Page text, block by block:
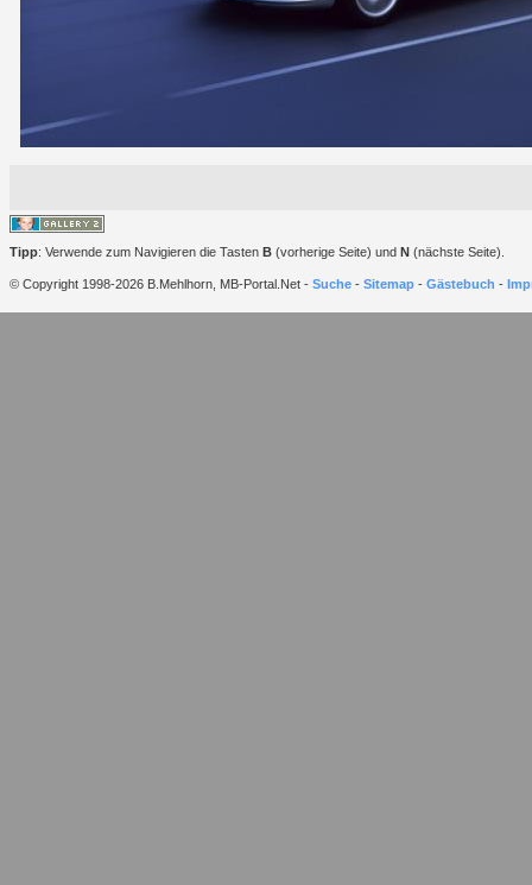
Tipp: Verwende zum Navigieren die Tasten B (vorherige Seite) und N (nächste Seite).
© Copyright 1998-2026 B.Mehlhorn, MB-Portal.Net - Suche - Sitemap - Gästebuch -